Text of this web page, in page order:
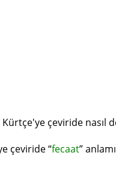
çeviride nasıl
çeviride “fecaat”